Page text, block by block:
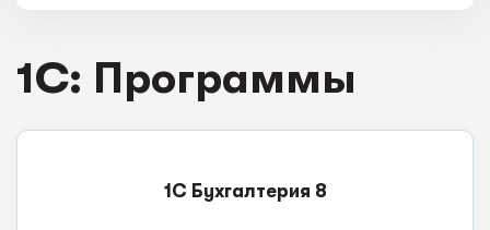
1C: Программы
1С Бухгалтерия 8